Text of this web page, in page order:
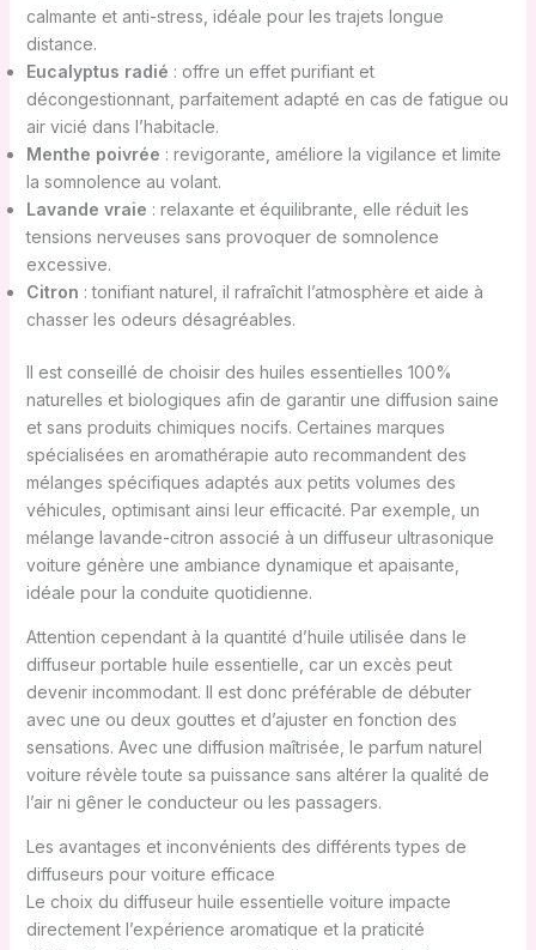
calmante et anti-stress, idéale pour les trajets longue
distance.
Eucalyptus radié : offre un effet purifiant et
décongestionnant, parfaitement adapté en cas de fatigue ou
air vicié dans l’habitacle.
Menthe poivrée : revigorante, améliore la vigilance et limite
la somnolence au volant.
Lavande vraie : relaxante et équilibrante, elle réduit les
tensions nerveuses sans provoquer de somnolence
excessive.
Citron : tonifiant naturel, il rafraîchit l’atmosphère et aide à
chasser les odeurs désagréables.
Il est conseillé de choisir des huiles essentielles 100%
naturelles et biologiques afin de garantir une diffusion saine
et sans produits chimiques nocifs. Certaines marques
spécialisées en aromathérapie auto recommandent des
mélanges spécifiques adaptés aux petits volumes des
véhicules, optimisant ainsi leur efficacité. Par exemple, un
mélange lavande-citron associé à un diffuseur ultrasonique
voiture génère une ambiance dynamique et apaisante,
idéale pour la conduite quotidienne.
Attention cependant à la quantité d’huile utilisée dans le
diffuseur portable huile essentielle, car un excès peut
devenir incommodant. Il est donc préférable de débuter
avec une ou deux gouttes et d’ajuster en fonction des
sensations. Avec une diffusion maîtrisée, le parfum naturel
voiture révèle toute sa puissance sans altérer la qualité de
l’air ni gêner le conducteur ou les passagers.
Les avantages et inconvénients des différents types de
diffuseurs pour voiture efficace
Le choix du diffuseur huile essentielle voiture impacte
directement l’expérience aromatique et la praticité